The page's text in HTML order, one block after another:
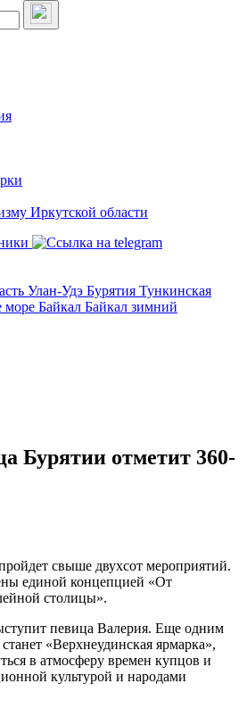
Иркутской области
Улан-Удэ Бурятия Тункинская
море Байкал Байкал зимний
Бурятии отметит 360-
свыше двухсот мероприятий.
единой концепцией «От
столицы».
певица Валерия. Еще одним
«Верхнеудинская ярмарка»,
в атмосферу времен купцов и
культурой и народами